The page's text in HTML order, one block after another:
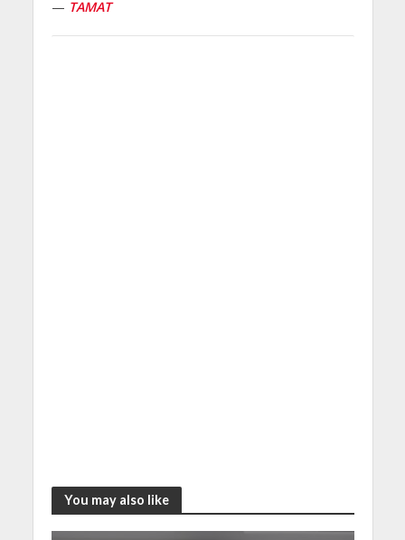
— TAMAT
You may also like